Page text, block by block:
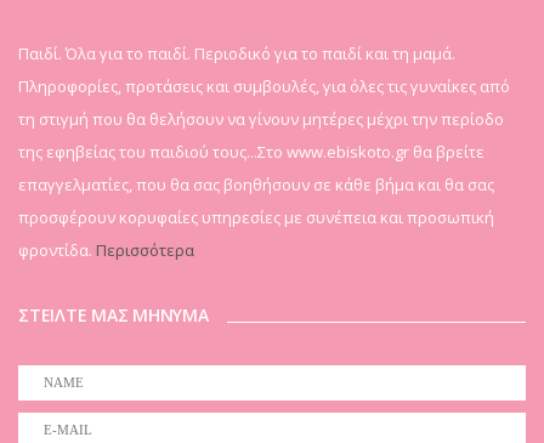
Παιδί. Όλα για το παιδί. Περιοδικό για το παιδί και τη μαμά.
Πληροφορίες, προτάσεις και συμβουλές, για όλες τις γυναίκες από
τη στιγμή που θα θελήσουν να γίνουν μητέρες μέχρι την περίοδο
της εφηβείας του παιδιού τους...Στο www.ebiskoto.gr θα βρείτε
επαγγελματίες, που θα σας βοηθήσουν σε κάθε βήμα και θα σας
προσφέρουν κορυφαίες υπηρεσίες με συνέπεια και προσωπική
φροντίδα. Περισσότερα
ΣΤΕΙΛΤΕ ΜΑΣ ΜΗΝΥΜΑ